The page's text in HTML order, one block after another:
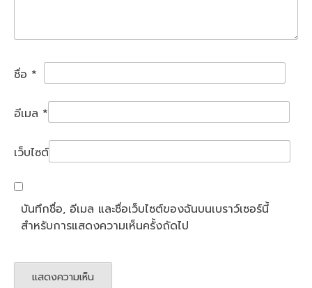
ชื่อ *
อีเมล *
เว็บไซต์
บันทึกชื่อ, อีเมล และชื่อเว็บไซต์ของฉันบนเบราว์เซอร์นี้
สำหรับการแสดงความเห็นครั้งถัดไป